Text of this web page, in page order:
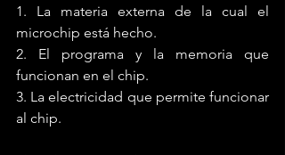
1. La materia externa de la cual el
microchip está hecho.
2. El programa y la memoria que
funcionan en el chip.
3. La electricidad que permite funcionar
al chip.